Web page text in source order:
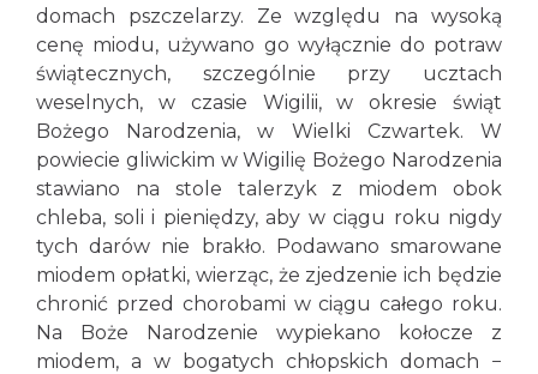
domach pszczelarzy. Ze względu na wysoką
cenę miodu, używano go wyłącznie do potraw
świątecznych, szczególnie przy ucztach
weselnych, w czasie Wigilii, w okresie świąt
Bożego Narodzenia, w Wielki Czwartek. W
powiecie gliwickim w Wigilię Bożego Narodzenia
stawiano na stole talerzyk z miodem obok
chleba, soli i pieniędzy, aby w ciągu roku nigdy
tych darów nie brakło. Podawano smarowane
miodem opłatki, wierząc, że zjedzenie ich będzie
chronić przed chorobami w ciągu całego roku.
Na Boże Narodzenie wypiekano kołocze z
miodem, a w bogatych chłopskich domach −